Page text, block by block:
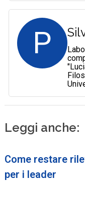
P
Leggi anche:
Come restare
per i leader